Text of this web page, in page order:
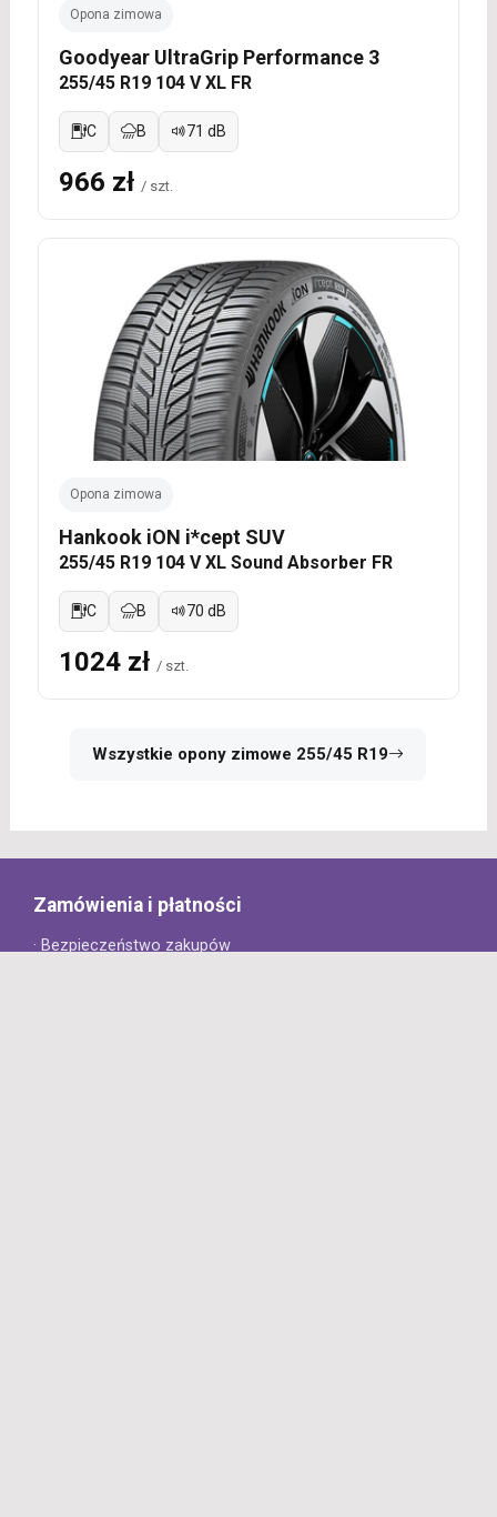
Opona zimowa
Goodyear UltraGrip Performance 3
255/45 R19 104 V XL FR
C B 71 dB
966 zł / szt.
Opona zimowa
Hankook iON i*cept SUV
255/45 R19 104 V XL Sound Absorber FR
C B 70 dB
1024 zł / szt.
Wszystkie opony zimowe 255/45 R19
Zamówienia i płatności
· Bezpieczeństwo zakupów